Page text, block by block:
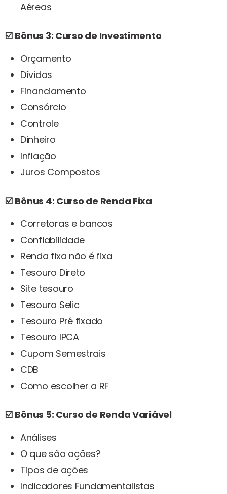
Aéreas
☑️ Bônus 3: Curso de Investimento
Orçamento
Dívidas
Financiamento
Consórcio
Controle
Dinheiro
Inflação
Juros Compostos
☑️ Bônus 4: Curso de Renda Fixa
Corretoras e bancos
Confiabilidade
Renda fixa não é fixa
Tesouro Direto
Site tesouro
Tesouro Selic
Tesouro Pré fixado
Tesouro IPCA
Cupom Semestrais
CDB
Como escolher a RF
☑️ Bônus 5: Curso de Renda Variável
Análises
O que são ações?
Tipos de ações
Indicadores Fundamentalistas